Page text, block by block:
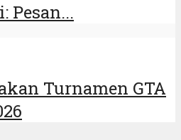
Pesan...
Turnamen GTA